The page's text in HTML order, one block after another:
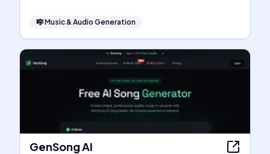
🎼Music & Audio Generation
GenSong AI